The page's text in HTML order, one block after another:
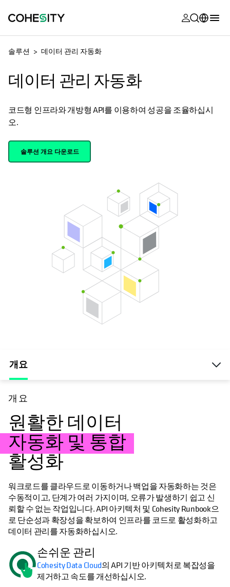
opens in a
opens in a
opens in a
지원
opens in a
opens in a
opens in a
opens in a
opens in a
Français (France)
솔루션 데이터 관리 자동화
데이터 관리 자동화
코드형 인프라와 개방형 API를 이용하여 성공을 조율하십시
오.
솔루션 개요 다운로드
OPENS IN A NEW TAB
개요
개요
원활한 데이터
자동화 및 통합
활성화
워크로드를 클라우드로 이동하거나 백업을 자동화하는 것은
수동적이고, 단계가 여러 가지이며, 오류가 발생하기 쉽고 신
뢰할 수 없는 작업입니다. API 아키텍처 및 Cohesity Runbook으
로 단순성과 확장성을 확보하여 인프라를 코드로 활성화하고
데이터 관리를 자동화하십시오.
손쉬운 관리
Cohesity Data Cloud의 API 기반 아키텍처로 복잡성을
제거하고 속도를 개선하십시오.